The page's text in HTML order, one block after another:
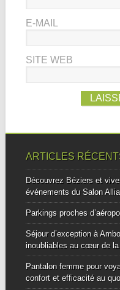
E-MAIL
SITE WEB
ARTICLES
Découvrez Béziers et
événements du Salon
Parkings proches
Séjour d’exception à
inoubliables au cœur de la
Pantalon femme pour
confort et efficacité au